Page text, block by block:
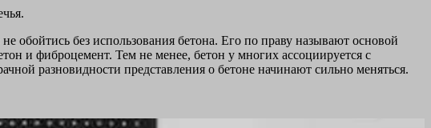
обойтись без использования бетона. Его по праву называют основой
и фиброцемент. Тем не менее, бетон у многих ассоциируется с
разновидности представления о бетоне начинают сильно меняться.